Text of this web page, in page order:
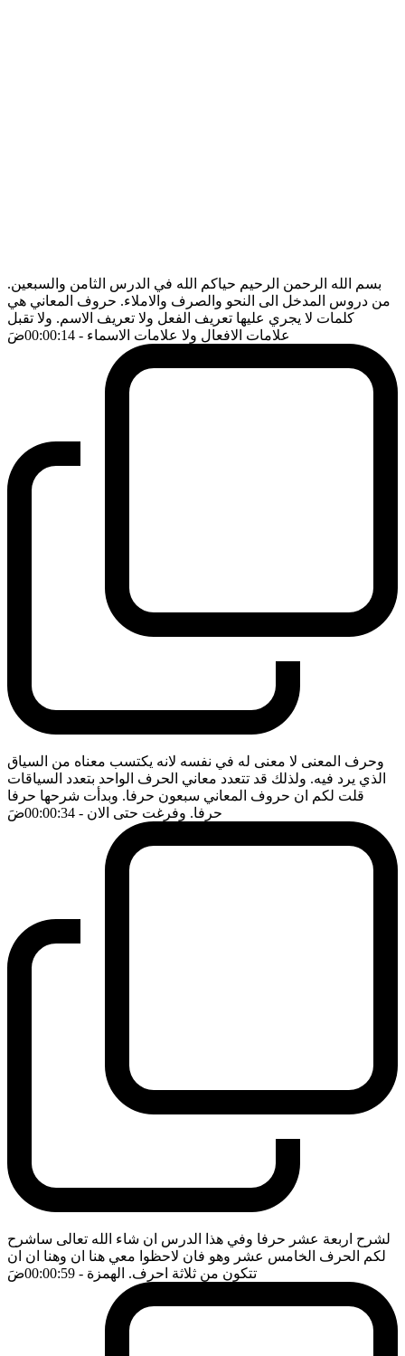
بسم الله الرحمن الرحيم حياكم الله في الدرس الثامن والسبعين.
من دروس المدخل الى النحو والصرف والاملاء. حروف المعاني هي
كلمات لا يجري عليها تعريف الفعل ولا تعريف الاسم. ولا تقبل
علامات الافعال ولا علامات الاسماء - 00:00:14 ضَ
وحرف المعنى لا معنى له في نفسه لانه يكتسب معناه من السياق
الذي يرد فيه. ولذلك قد تتعدد معاني الحرف الواحد بتعدد السياقات
قلت لكم ان حروف المعاني سبعون حرفا. وبدأت شرحها حرفا
حرفا. وفرغت حتى الان - 00:00:34 ضَ
لشرح اربعة عشر حرفا وفي هذا الدرس ان شاء الله تعالى ساشرح
لكم الحرف الخامس عشر وهو فان لاحظوا معي هنا ان وهنا ان ان
تتكون من ثلاثة احرف. الهمزة - 00:00:59 ضَ